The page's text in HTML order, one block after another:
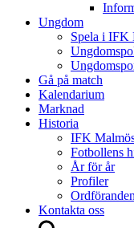
Ungdom
Spela i IFK
Gå på match
Kalendarium
Marknad
Historia
IFK
Fotbollens
År för år
Profiler
Ordföranden
Kontakta oss